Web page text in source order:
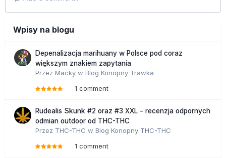
Wpisy na blogu
Depenalizacja marihuany w Polsce pod coraz
większym znakiem zapytania
Przez Macky w Blog Konopny Trawka
1 comment
Rudealis Skunk #2 oraz #3 XXL – recenzja odpornych
odmian outdoor od THC-THC
Przez THC-THC w Blog Konopny THC-THC
1 comment